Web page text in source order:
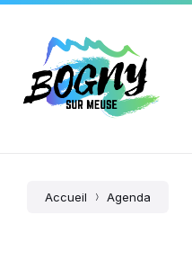
Accueil Agenda